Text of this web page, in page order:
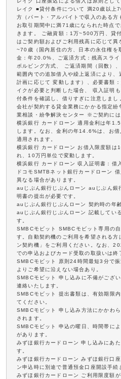
レイク ■貸付条件について 満20歳以上
方（パート・アルバイトで収入のある方
お取引期間中に満71歳になられた時点
きます。 ご融資額：1万~500万円、貸
はご契約額およびご利用残高に応じて
~70歳（国内居住の方、日本の永住権を
金：年20.0%、ご返済方式：残高スライ
ボルビング方式、 ご返済期間（回数）
範囲内での追加借入や繰上返済により
計画に応じて 変動します）、必要書類
イクが必要と判断した場合、 収入証明
付条件を確認し、借りすぎに注意しま
会社が契約する貸金業務にかかる指定
業相談・紛争解決センター ※ご契約には
横浜銀行 カードローン 適用金利は年
します。なお、金利の年14.6%は、お
適用されます。
横浜銀行 カードローン お借入限度額は
れ、10万円単位で変動します。
横浜銀行 カードローン 収入証明書：借
ドコモSMTBネット銀行カードローン
異なる場合があります。
auじぶん銀行じぶんローン auじぶん銀
明書の提出が必要です。
auじぶん銀行じぶんローン 契約時の年
auじぶん銀行じぶんローン 記載してい
す。
SMBCモビット SMBCモビット専用の
す。自動契約機のご利用を希望される
ン契約機」をご利用ください。なお、
での申込およびカード受取の取扱いは終
SMBCモビット 原則24時間最短3分で
よりご希望に沿えない場合あり。
SMBCモビット 申し込みに不備がござ
連絡いたします。
SMBCモビット 提出書類は、有効期限
てください。
SMBCモビット 申し込み方法にかかわ
されます。
SMBCモビット 申込の曜日、時間帯に
があります。
みずほ銀行カードローン 申し込みにあ
す。
みずほ銀行カードローン みずほ銀行口
ン申込時に別途で普通預金口座開設手続
みずほ銀行カードローン ご利用限度額